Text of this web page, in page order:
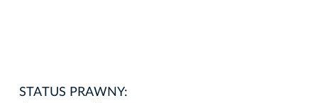
STATUS PRAWNY: